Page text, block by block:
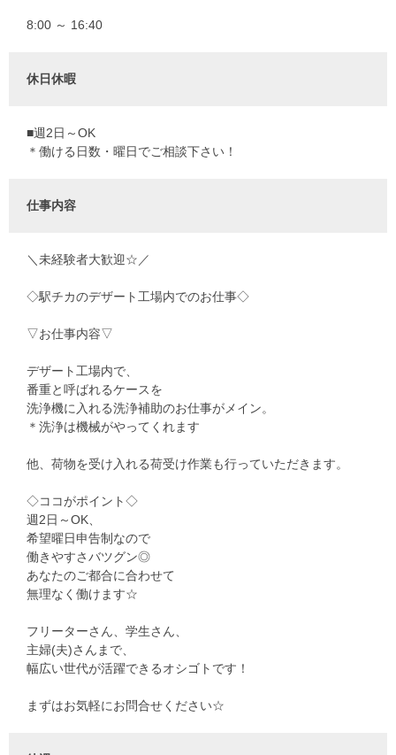
8:00 ～ 16:40
休日休暇
■週2日～OK
＊働ける日数・曜日でご相談下さい！
仕事内容
＼未経験者大歓迎☆／
◇駅チカのデザート工場内でのお仕事◇
▽お仕事内容▽
デザート工場内で、
番重と呼ばれるケースを
洗浄機に入れる洗浄補助のお仕事がメイン。
＊洗浄は機械がやってくれます
他、荷物を受け入れる荷受け作業も行っていただきます。
◇ココがポイント◇
週2日～OK、
希望曜日申告制なので
働きやすさバツグン◎
あなたのご都合に合わせて
無理なく働けます☆
フリーターさん、学生さん、
主婦(夫)さんまで、
幅広い世代が活躍できるオシゴトです！
まずはお気軽にお問合せください☆